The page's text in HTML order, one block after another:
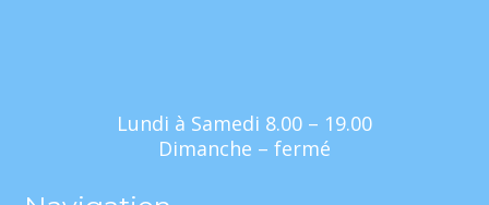
Lundi à Samedi 8.00 – 19.00
Dimanche – fermé